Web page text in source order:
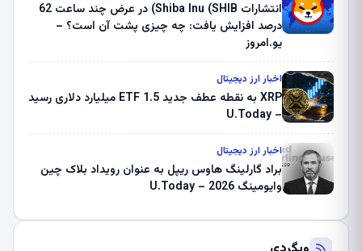
انتشارات Shiba Inu (SHIB) در عرض چند ساعت 62
درصد افزایش یافت: چه چیزی پشت آن است؟ –
یو.امروز
اخبار ارز دیجیتال
XRP به نقطه عطف جدید ETF 1.5 میلیارد دلاری رسید
– U.Today
اخبار ارز دیجیتال
براد گارلینگ هاوس ریپل به عنوان رویداد بلاک چین
وایومینگ 2026 – U.Today